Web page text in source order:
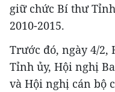
giữ chức Bí thư
2010-2015.
Trước đó, ngày 4/2,
Tỉnh ủy, Hội nghị
và Hội nghị cán bộ